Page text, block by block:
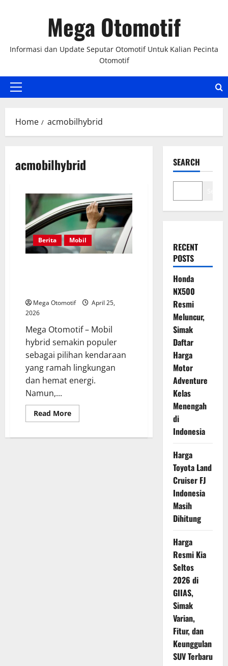
Mega Otomotif
Informasi dan Update Seputar Otomotif Untuk Kalian Pecinta
Otomotif
Primary
Home acmobilhybrid
acmobilhybrid
Berita Mobil
Mega Otomotif
April 25,
2026
Mega Otomotif – Mobil
hybrid semakin populer
sebagai pilihan kendaraan
yang ramah lingkungan
dan hemat energi.
Namun,...
Read MoreRead
more
Mobil
SEARCH
RECENT
POSTS
Honda
NX500
Resmi
Meluncur,
Simak
Daftar
Harga
Motor
Adventure
Kelas
Menengah
di
Indonesia
Harga
Toyota Land
Cruiser FJ
Indonesia
Masih
Dihitung
Harga
Resmi Kia
Seltos
2026 di
GIIAS,
Simak
Varian,
Fitur, dan
Keunggulan
SUV Terbaru